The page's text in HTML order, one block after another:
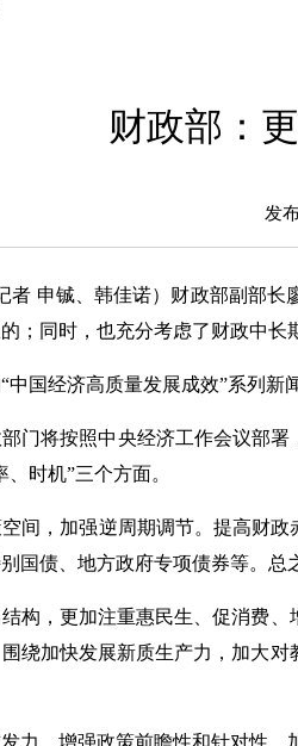
财政部：
发
者 申铖、韩佳诺）财政部副部
；同时，也充分考虑了财政中长
经济高质量发展成效”系列新
将按照中央经济工作会议部署
时机”三个方面。
，加强逆周期调节。提高财政
国债、地方政府专项债券等。总
，更加注重惠民生、促消费、
绕加快发展新质生产力，加大
，增强政策前瞻性和针对性。